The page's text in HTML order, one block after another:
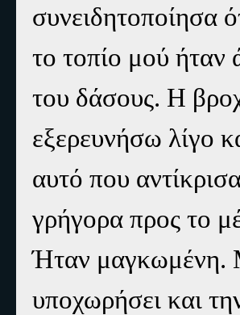
συνειδητοποίησα
το τοπίο μού ήταν
του δάσους. Η
εξερευνήσω λίγο
αυτό που
γρήγορα προς το
Ήταν μαγκωμένη.
υποχωρήσει και